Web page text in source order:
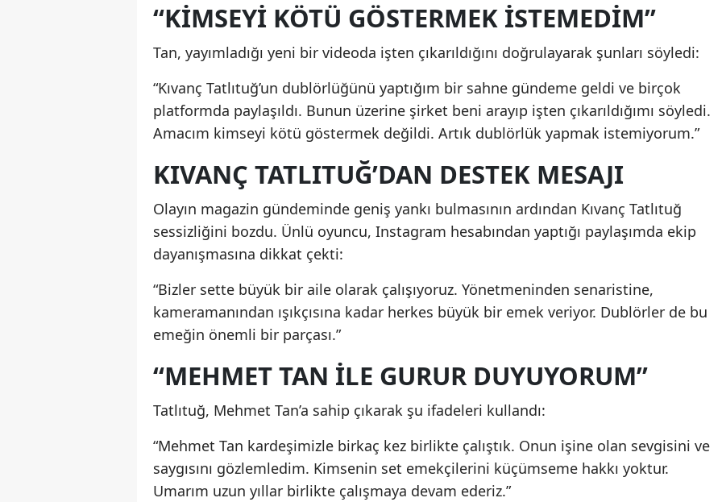
“KIMSEYI KÖTÜ GÖSTERMEK İSTEMEDIM”
Tan, yayımladığı yeni bir videoda işten çıkarıldığını doğrulayarak şunları söyledi:
“Kıvanç Tatlıtuğ’un dublörlüğünü yaptığım bir sahne gündeme geldi ve birçok
platformda paylaşıldı. Bunun üzerine şirket beni arayıp işten çıkarıldığımı söyledi.
Amacım kimseyi kötü göstermek değildi. Artık dublörlük yapmak istemiyorum.”
KIVANÇ TATLITUĞ’DAN DESTEK MESAJI
Olayın magazin gündeminde geniş yankı bulmasının ardından Kıvanç Tatlıtuğ
sessizliğini bozdu. Ünlü oyuncu, Instagram hesabından yaptığı paylaşımda ekip
dayanışmasına dikkat çekti:
“Bizler sette büyük bir aile olarak çalışıyoruz. Yönetmeninden senaristine,
kameramanından ışıkçısına kadar herkes büyük bir emek veriyor. Dublörler de bu
emeğin önemli bir parçası.”
“MEHMET TAN ILE GURUR DUYUYORUM”
Tatlıtuğ, Mehmet Tan’a sahip çıkarak şu ifadeleri kullandı:
“Mehmet Tan kardeşimizle birkaç kez birlikte çalıştık. Onun işine olan sevgisini ve
saygısını gözlemledim. Kimsenin set emekçilerini küçümseme hakkı yoktur.
Umarım uzun yıllar birlikte çalışmaya devam ederiz.”